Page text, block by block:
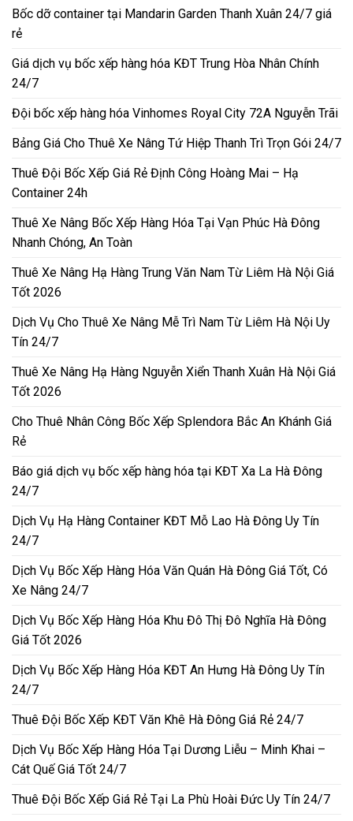
Bốc dỡ container tại Mandarin Garden Thanh Xuân 24/7 giá
rẻ
Giá dịch vụ bốc xếp hàng hóa KĐT Trung Hòa Nhân Chính
24/7
Đội bốc xếp hàng hóa Vinhomes Royal City 72A Nguyễn Trãi
Bảng Giá Cho Thuê Xe Nâng Tứ Hiệp Thanh Trì Trọn Gói 24/7
Thuê Đội Bốc Xếp Giá Rẻ Định Công Hoàng Mai – Hạ
Container 24h
Thuê Xe Nâng Bốc Xếp Hàng Hóa Tại Vạn Phúc Hà Đông
Nhanh Chóng, An Toàn
Thuê Xe Nâng Hạ Hàng Trung Văn Nam Từ Liêm Hà Nội Giá
Tốt 2026
Dịch Vụ Cho Thuê Xe Nâng Mễ Trì Nam Từ Liêm Hà Nội Uy
Tín 24/7
Thuê Xe Nâng Hạ Hàng Nguyễn Xiển Thanh Xuân Hà Nội Giá
Tốt 2026
Cho Thuê Nhân Công Bốc Xếp Splendora Bắc An Khánh Giá
Rẻ
Báo giá dịch vụ bốc xếp hàng hóa tại KĐT Xa La Hà Đông
24/7
Dịch Vụ Hạ Hàng Container KĐT Mỗ Lao Hà Đông Uy Tín
24/7
Dịch Vụ Bốc Xếp Hàng Hóa Văn Quán Hà Đông Giá Tốt, Có
Xe Nâng 24/7
Dịch Vụ Bốc Xếp Hàng Hóa Khu Đô Thị Đô Nghĩa Hà Đông
Giá Tốt 2026
Dịch Vụ Bốc Xếp Hàng Hóa KĐT An Hưng Hà Đông Uy Tín
24/7
Thuê Đội Bốc Xếp KĐT Văn Khê Hà Đông Giá Rẻ 24/7
Dịch Vụ Bốc Xếp Hàng Hóa Tại Dương Liễu – Minh Khai –
Cát Quế Giá Tốt 24/7
Thuê Đội Bốc Xếp Giá Rẻ Tại La Phù Hoài Đức Uy Tín 24/7